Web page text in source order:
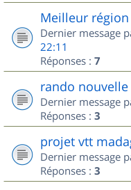
Meilleur
Dernier message
22:11
Réponses : 7
rando nouvelle
Dernier message
Réponses : 3
projet vtt
Dernier message
Réponses : 3